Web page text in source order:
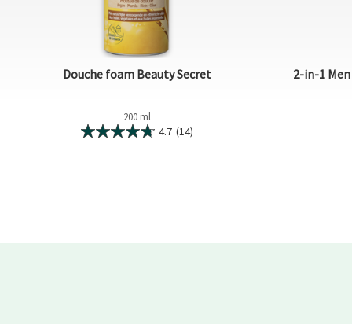
Douche foam Beauty Secret
200 ml
4.7 (14)
2-in-1